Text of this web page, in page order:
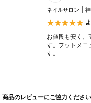
ネイルサロン
お値段も安く、
す。フットメニ
す。
商品のレビューにご協力ください